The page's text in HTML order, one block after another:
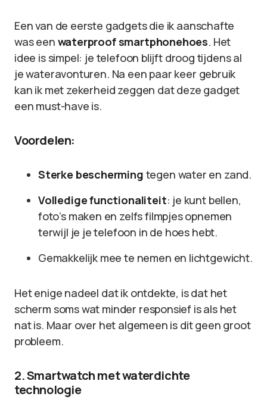
Een van de eerste gadgets die ik aanschafte
was een waterproof smartphonehoes. Het
idee is simpel: je telefoon blijft droog tijdens al
je wateravonturen. Na een paar keer gebruik
kan ik met zekerheid zeggen dat deze gadget
een must-have is.
Voordelen:
Sterke bescherming tegen water en zand.
Volledige functionaliteit: je kunt bellen,
foto’s maken en zelfs filmpjes opnemen
terwijl je je telefoon in de hoes hebt.
Gemakkelijk mee te nemen en lichtgewicht.
Het enige nadeel dat ik ontdekte, is dat het
scherm soms wat minder responsief is als het
nat is. Maar over het algemeen is dit geen groot
probleem.
2. Smartwatch met waterdichte
technologie